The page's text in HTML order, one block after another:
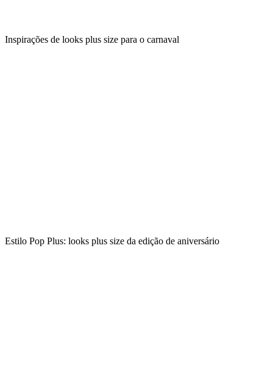
Inspirações de looks plus size para o carnaval
Estilo Pop Plus: looks plus size da edição de aniversário